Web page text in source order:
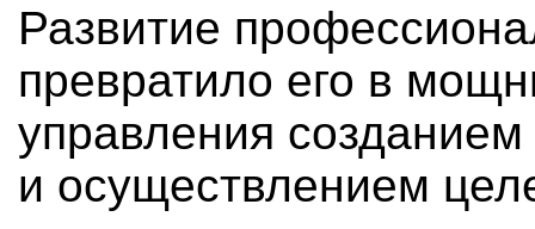
Развитие
превратило его в
управления созданием
и осуществлением